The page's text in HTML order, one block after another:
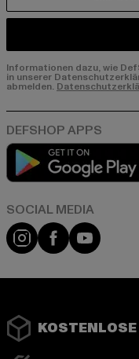
Informationen dazu, wie
in unserer
abmelden.
Instagram
Facebook
KOSTENLOSE